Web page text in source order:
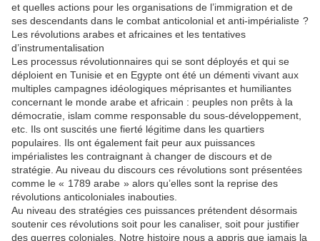
et quelles actions pour les organisations de l’immigration et de
ses descendants dans le combat anticolonial et anti-impérialiste ?
Les révolutions arabes et africaines et les tentatives
d’instrumentalisation
Les processus révolutionnaires qui se sont déployés et qui se
déploient en Tunisie et en Egypte ont été un démenti vivant aux
multiples campagnes idéologiques méprisantes et humiliantes
concernant le monde arabe et africain : peuples non prêts à la
démocratie, islam comme responsable du sous-développement,
etc. Ils ont suscités une fierté légitime dans les quartiers
populaires. Ils ont également fait peur aux puissances
impérialistes les contraignant à changer de discours et de
stratégie. Au niveau du discours ces révolutions sont présentées
comme le « 1789 arabe » alors qu’elles sont la reprise des
révolutions anticoloniales inabouties.
Au niveau des stratégies ces puissances prétendent désormais
soutenir ces révolutions soit pour les canaliser, soit pour justifier
des guerres coloniales . Notre histoire nous a appris que jamais la